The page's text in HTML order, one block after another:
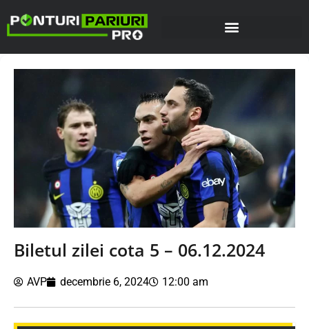
Biletul zilei cota 5 – 06.12.2024
AVP decembrie 6, 2024 12:00 am